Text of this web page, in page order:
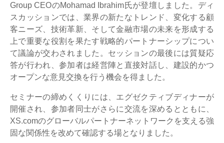
Group CEOのMohamad Ibrahim氏が登壇しました。ディ
スカッションでは、業界の新たなトレンド、変化する顧
客ニーズ、技術革新、そして金融市場の未来を形成する
上で重要な役割を果たす戦略的パートナーシップについ
て議論が交わされました。セッションの最後には質疑応
答が行われ、参加者は経営陣と直接対話し、建設的かつ
オープンな意見交換を行う機会を得ました。
セミナーの締めくくりには、エグゼクティブディナーが
開催され、参加者同士がさらに交流を深めるとともに、
XS.comのグローバルパートナーネットワークを支える強
固な関係性を改めて確認する場となりました。